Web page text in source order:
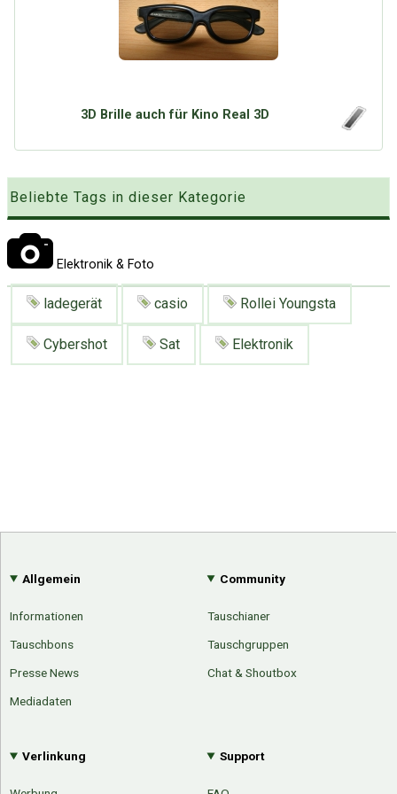
Google
Kategoriewolke
Tagwolke
3D Brille auch für Kino Real 3D
Beliebte Tags in dieser Kategorie
Elektronik & Foto
ladegerät casio Rollei Youngsta
Cybershot Sat Elektronik
Allgemein
Informationen
Tauschbons
Presse News
Mediadaten
Community
Tauschianer
Tauschgruppen
Chat & Shoutbox
Verlinkung Support